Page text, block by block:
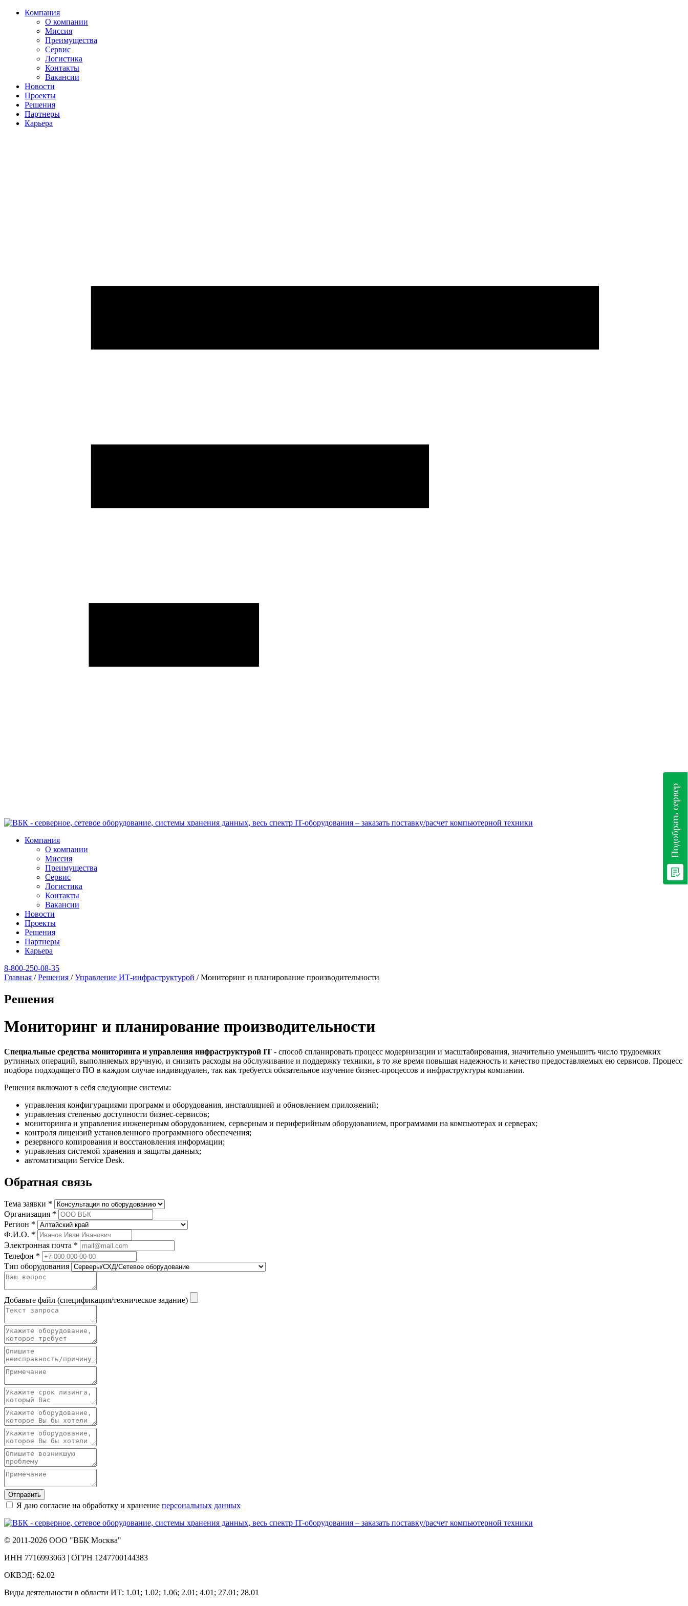
Подобрать сервер
Компания
О компании
Миссия
Преимущества
Сервис
Логистика
Контакты
Вакансии
Новости
Проекты
Решения
Партнеры
Карьера
Компания
О компании
Миссия
Преимущества
Сервис
Логистика
Контакты
Вакансии
Новости
Проекты
Решения
Партнеры
Карьера
8‑800‑250‑08‑35
Главная /Решения /Управление ИТ-инфраструктурой /Мониторинг и планирование производительности
Решения
Мониторинг и планирование производительности
Специальные средства мониторинга и управления инфраструктурой IT - способ спланировать процесс модернизации и масштабирования, значительно уменьшить число трудоемких
рутинных операций, выполняемых вручную, и снизить расходы на обслуживание и поддержку техники, в то же время повышая надежность и качество предоставляемых ею сервисов. Процесс
подбора подходящего ПО в каждом случае индивидуален, так как требуется обязательное изучение бизнес-процессов и инфраструктуры компании.
Решения включают в себя следующие системы:
управления конфигурациями программ и оборудования, инсталляцией и обновлением приложений;
управления степенью доступности бизнес-сервисов;
мониторинга и управления инженерным оборудованием, серверным и периферийным оборудованием, программами на компьютерах и серверах;
контроля лицензий установленного программного обеспечения;
резервного копирования и восстановления информации;
управления системой хранения и защиты данных;
автоматизации Service Desk.
Обратная связь
Тема заявки *
Организация *
Регион *
Ф.И.О. *
Электронная почта *
Телефон *
Тип оборудования
Добавьте файл (спецификация/техническое задание)
Отправить
Я даю согласие на обработку и хранение персональных данных
© 2011-2026 ООО "ВБК Москва"
ИНН 7716993063 | ОГРН 1247700144383
ОКВЭД: 62.02
Виды деятельности в области ИТ: 1.01; 1.02; 1.06; 2.01; 4.01; 27.01; 28.01